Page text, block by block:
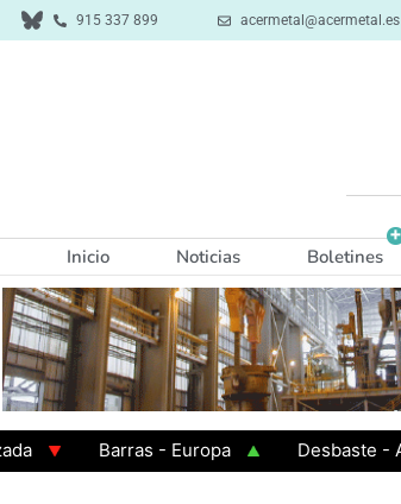
915 337 899 acermetal@acermetal.es
Inicio Noticias Boletines
Barras - Europa Desbaste - Asia